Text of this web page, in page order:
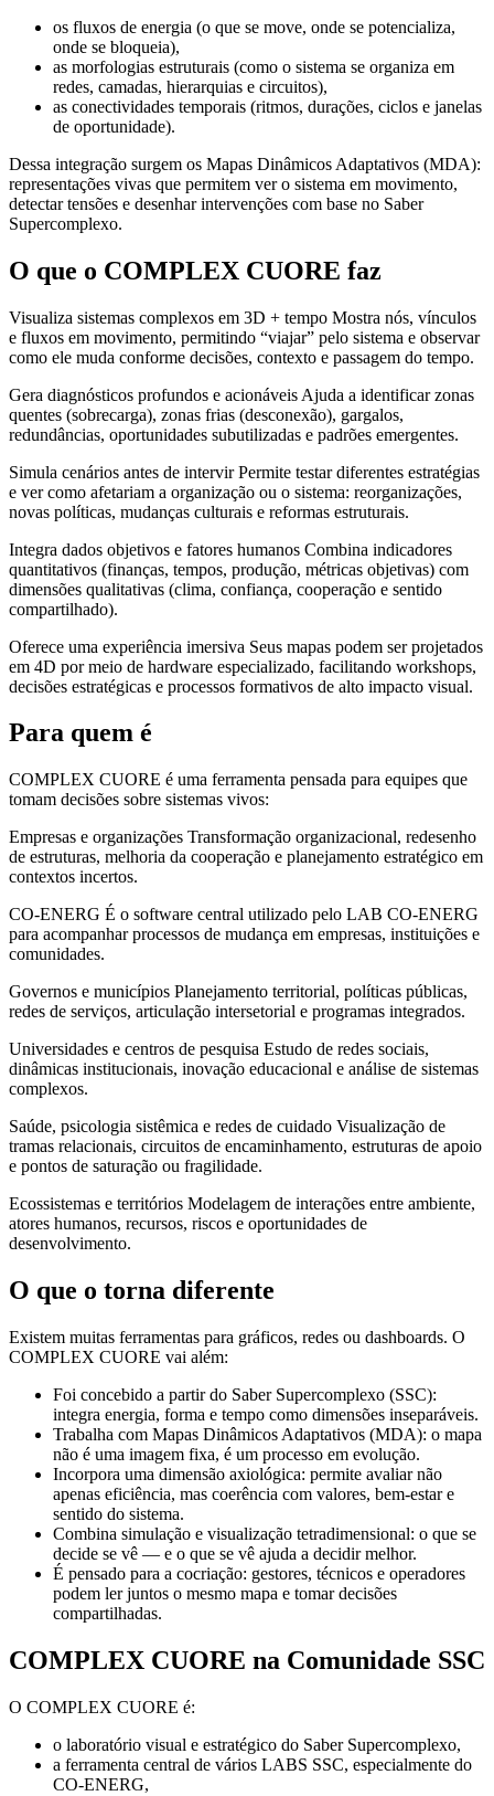
os fluxos de energia (o que se move, onde se potencializa,
onde se bloqueia),
as morfologias estruturais (como o sistema se organiza em
redes, camadas, hierarquias e circuitos),
as conectividades temporais (ritmos, durações, ciclos e janelas
de oportunidade).
Dessa integração surgem os Mapas Dinâmicos Adaptativos (MDA):
representações vivas que permitem ver o sistema em movimento,
detectar tensões e desenhar intervenções com base no Saber
Supercomplexo.
O que o COMPLEX CUORE faz
Visualiza sistemas complexos em 3D + tempo Mostra nós, vínculos
e fluxos em movimento, permitindo “viajar” pelo sistema e observar
como ele muda conforme decisões, contexto e passagem do tempo.
Gera diagnósticos profundos e acionáveis Ajuda a identificar zonas
quentes (sobrecarga), zonas frias (desconexão), gargalos,
redundâncias, oportunidades subutilizadas e padrões emergentes.
Simula cenários antes de intervir Permite testar diferentes estratégias
e ver como afetariam a organização ou o sistema: reorganizações,
novas políticas, mudanças culturais e reformas estruturais.
Integra dados objetivos e fatores humanos Combina indicadores
quantitativos (finanças, tempos, produção, métricas objetivas) com
dimensões qualitativas (clima, confiança, cooperação e sentido
compartilhado).
Oferece uma experiência imersiva Seus mapas podem ser projetados
em 4D por meio de hardware especializado, facilitando workshops,
decisões estratégicas e processos formativos de alto impacto visual.
Para quem é
COMPLEX CUORE é uma ferramenta pensada para equipes que
tomam decisões sobre sistemas vivos:
Empresas e organizações Transformação organizacional, redesenho
de estruturas, melhoria da cooperação e planejamento estratégico em
contextos incertos.
CO-ENERG É o software central utilizado pelo LAB CO-ENERG
para acompanhar processos de mudança em empresas, instituições e
comunidades.
Governos e municípios Planejamento territorial, políticas públicas,
redes de serviços, articulação intersetorial e programas integrados.
Universidades e centros de pesquisa Estudo de redes sociais,
dinâmicas institucionais, inovação educacional e análise de sistemas
complexos.
Saúde, psicologia sistêmica e redes de cuidado Visualização de
tramas relacionais, circuitos de encaminhamento, estruturas de apoio
e pontos de saturação ou fragilidade.
Ecossistemas e territórios Modelagem de interações entre ambiente,
atores humanos, recursos, riscos e oportunidades de
desenvolvimento.
O que o torna diferente
Existem muitas ferramentas para gráficos, redes ou dashboards. O
COMPLEX CUORE vai além:
Foi concebido a partir do Saber Supercomplexo (SSC):
integra energia, forma e tempo como dimensões inseparáveis.
Trabalha com Mapas Dinâmicos Adaptativos (MDA): o mapa
não é uma imagem fixa, é um processo em evolução.
Incorpora uma dimensão axiológica: permite avaliar não
apenas eficiência, mas coerência com valores, bem-estar e
sentido do sistema.
Combina simulação e visualização tetradimensional: o que se
decide se vê — e o que se vê ajuda a decidir melhor.
É pensado para a cocriação: gestores, técnicos e operadores
podem ler juntos o mesmo mapa e tomar decisões
compartilhadas.
COMPLEX CUORE na Comunidade SSC
O COMPLEX CUORE é:
o laboratório visual e estratégico do Saber Supercomplexo,
a ferramenta central de vários LABS SSC, especialmente do
CO-ENERG,